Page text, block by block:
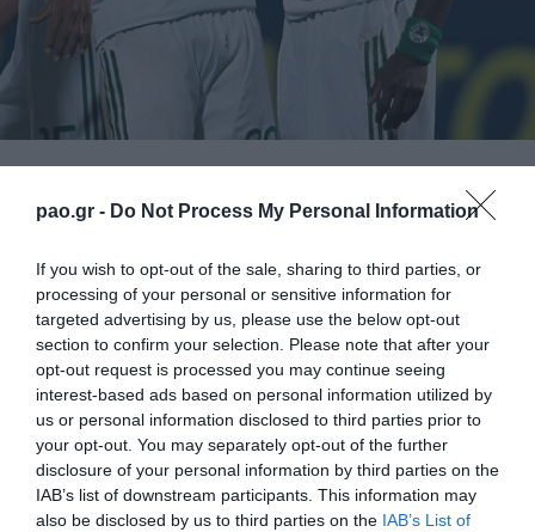
pao.gr - Do Not Process My Personal Information
If you wish to opt-out of the sale, sharing to third parties, or
processing of your personal or sensitive information for
targeted advertising by us, please use the below opt-out
section to confirm your selection. Please note that after your
opt-out request is processed you may continue seeing
interest-based ads based on personal information utilized by
us or personal information disclosed to third parties prior to
your opt-out. You may separately opt-out of the further
disclosure of your personal information by third parties on the
IAB’s list of downstream participants. This information may
also be disclosed by us to third parties on the IAB’s List of
εκτός έδρας της Κέρκυρας, στο πλαίσιο της 12ης
σκορ στο ΕΑΚ Κέρκυρας άνοιξε ο Σισέ από το
σημείο του πέναλτι στο 79ο λεπτό. Ένα λεπτό
νωρίτερα ο Κατσουράνης είχε τροφοδοτήσει με
ωραία μακρινή μπαλιά τον Γάλλο επιθετικό, ο
οποίος στη συνέχεια ανατράπηκε από τον
Κωνσταντόπουλο εντός της μεγάλης περιοχής των
γηπεδούχων. Το τελικό 0-2 διαμορφώθηκε στις